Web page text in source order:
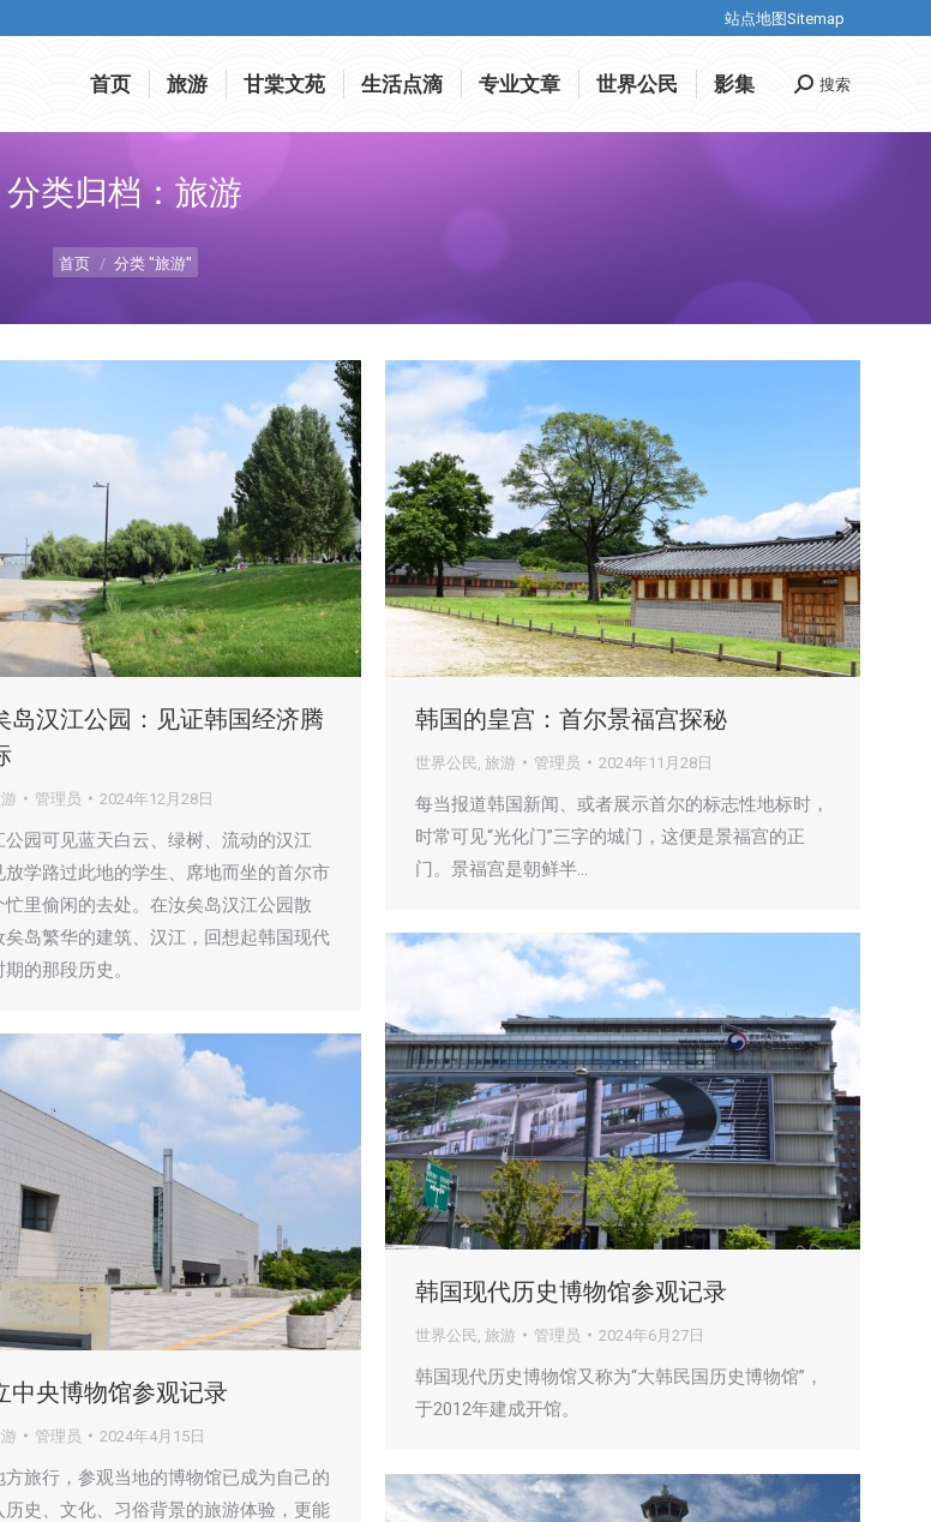
站点地图Sitemap
首页 旅游 甘棠文苑 生活点滴 专业文章 世界公民 影集
搜 搜索
分类归档： 旅游
首页 分类 "旅游"
岛汉江公园：见证韩国经济腾
管理员 2024年12月28日
公园可见蓝天白云、绿树、流动的汉江
放学路过此地的学生、席地而坐的首尔市
忙里偷闲的去处。在汝矣岛汉江公园散
矣岛繁华的建筑、汉江，回想起韩国现代
的那段历史。
韩国的皇宫：首尔景福宫探秘
世界公民 旅游 管理员 2024年11月28日
每当报道韩国新闻、或者展示首尔的标志性地标时，
时常可见“光化门”三字的城门，这便是景福宫的正
门。景福宫是朝鲜半…
韩国现代历史博物馆参观记录
世界公民 旅游 管理员 2024年6月27日
韩国现代历史博物馆又称为“大韩民国历史博物馆”，
于2012年建成开馆。
中央博物馆参观记录
管理员 2024年4月15日
方旅行，参观当地的博物馆已成为自己的
历史、文化、习俗背景的旅游体验，更能
站点地图Sitemap
首页 旅游 甘棠文苑 生活点滴 专业文章 世界公民 影集
搜 搜索